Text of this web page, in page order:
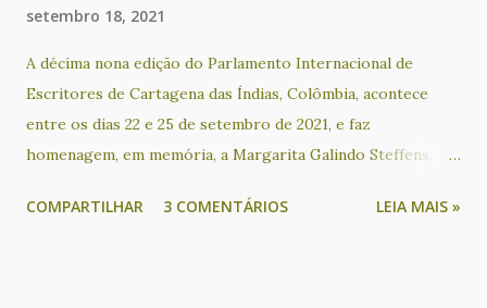
setembro 18, 2021
A décima nona edição do Parlamento Internacional de
Escritores de Cartagena das Índias, Colômbia, acontece
entre os dias 22 e 25 de setembro de 2021, e faz
homenagem, em memória, a Margarita Galindo Steffens,
Enrique Jatibe Tome. Poetas baianos no evento: Valdeck
COMPARTILHAR 3 COMENTÁRIOS LEIA MAIS »